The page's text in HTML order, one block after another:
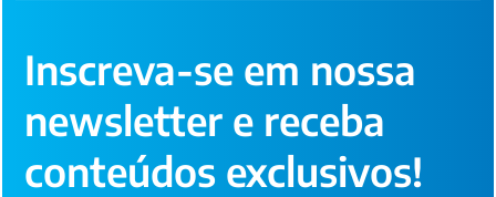
Inscreva-se em nossa
newsletter e receba
conteúdos exclusivos!